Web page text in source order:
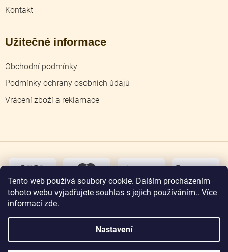
Tento web používá soubory cookie. Dalším procházením
tohoto webu vyjadřujete souhlas s jejich používáním.. Více
informací zde.
Nastavení
Kontakt
Užitečné informace
Obchodní podmínky
Podmínky ochrany osobních údajů
Vrácení zboží a reklamace
osobní
Copyright 2026Zlatnictví Jičín. Všechna práva